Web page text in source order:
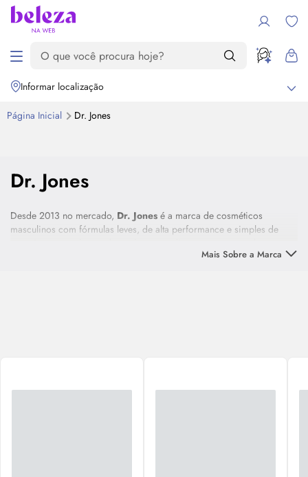
Informar localização
Página Inicial Dr. Jones
Dr. Jones
Desde 2013 no mercado, Dr. Jones é a marca de cosméticos
masculinos com fórmulas leves, de alta performance e simples de
novas soluções para a rotina de cuidados do homem.Mais Sobre a Marca